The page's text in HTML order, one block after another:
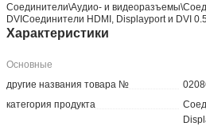
Соединители\Аудио- и
DVIСоединители HDMI, Displayport и DVI
Характеристики
Основные
другие названия товара №
категория продукта